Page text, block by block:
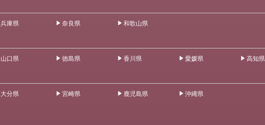
兵庫県 奈良県 和歌山県
山口県 徳島県 香川県 愛媛県 高知県
大分県 宮崎県 鹿児島県 沖縄県